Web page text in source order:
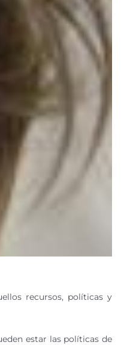
recursos, políticas y
estar las políticas de